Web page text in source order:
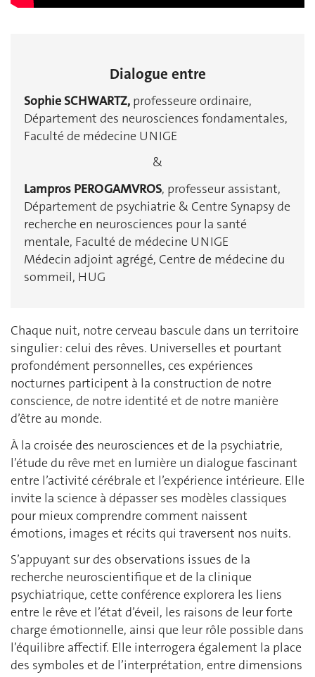
Dialogue entre
Sophie SCHWARTZ, professeure ordinaire,
Département des neurosciences fondamentales,
Faculté de médecine UNIGE
&
Lampros PEROGAMVROS, professeur assistant,
Département de psychiatrie & Centre Synapsy de
recherche en neurosciences pour la santé
mentale, Faculté de médecine UNIGE
Médecin adjoint agrégé, Centre de médecine du
sommeil, HUG
Chaque nuit, notre cerveau bascule dans un territoire
singulier : celui des rêves. Universelles et pourtant
profondément personnelles, ces expériences
nocturnes participent à la construction de notre
conscience, de notre identité et de notre manière
d’être au monde.
À la croisée des neurosciences et de la psychiatrie,
l’étude du rêve met en lumière un dialogue fascinant
entre l’activité cérébrale et l’expérience intérieure. Elle
invite la science à dépasser ses modèles classiques
pour mieux comprendre comment naissent
émotions, images et récits qui traversent nos nuits.
S’appuyant sur des observations issues de la
recherche neuroscientifique et de la clinique
psychiatrique, cette conférence explorera les liens
entre le rêve et l’état d’éveil, les raisons de leur forte
charge émotionnelle, ainsi que leur rôle possible dans
l’équilibre affectif. Elle interrogera également la place
des symboles et de l’interprétation, entre dimensions